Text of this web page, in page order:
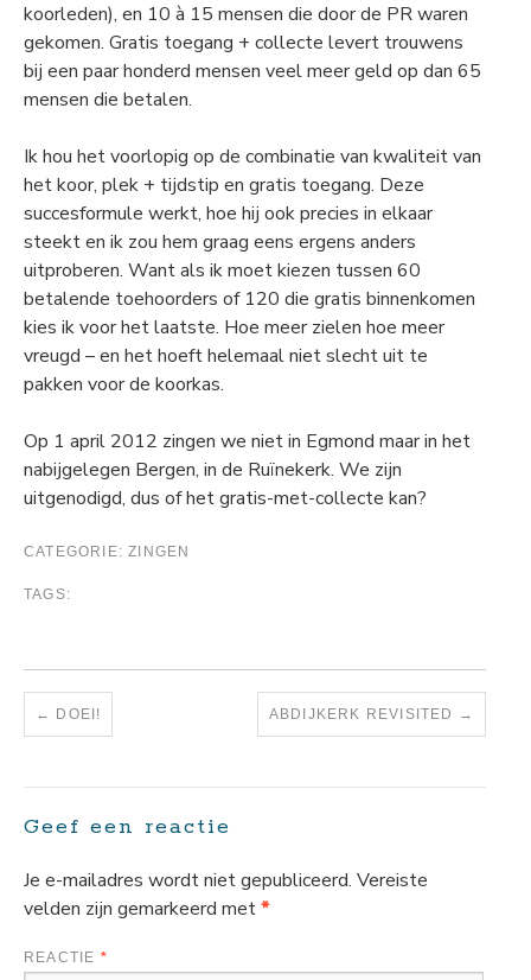
koorleden), en 10 à 15 mensen die door de PR waren
gekomen. Gratis toegang + collecte levert trouwens
bij een paar honderd mensen veel meer geld op dan 65
mensen die betalen.
Ik hou het voorlopig op de combinatie van kwaliteit van
het koor, plek + tijdstip en gratis toegang. Deze
succesformule werkt, hoe hij ook precies in elkaar
steekt en ik zou hem graag eens ergens anders
uitproberen. Want als ik moet kiezen tussen 60
betalende toehoorders of 120 die gratis binnenkomen
kies ik voor het laatste. Hoe meer zielen hoe meer
vreugd – en het hoeft helemaal niet slecht uit te
pakken voor de koorkas.
Op 1 april 2012 zingen we niet in Egmond maar in het
nabijgelegen Bergen, in de Ruïnekerk. We zijn
uitgenodigd, dus of het gratis-met-collecte kan?
CATEGORIE:ZINGEN
TAGS:
← DOEI! ABDIJKERK REVISITED →
Geef een reactie
Je e-mailadres wordt niet gepubliceerd. Vereiste
velden zijn gemarkeerd met*
REACTIE *